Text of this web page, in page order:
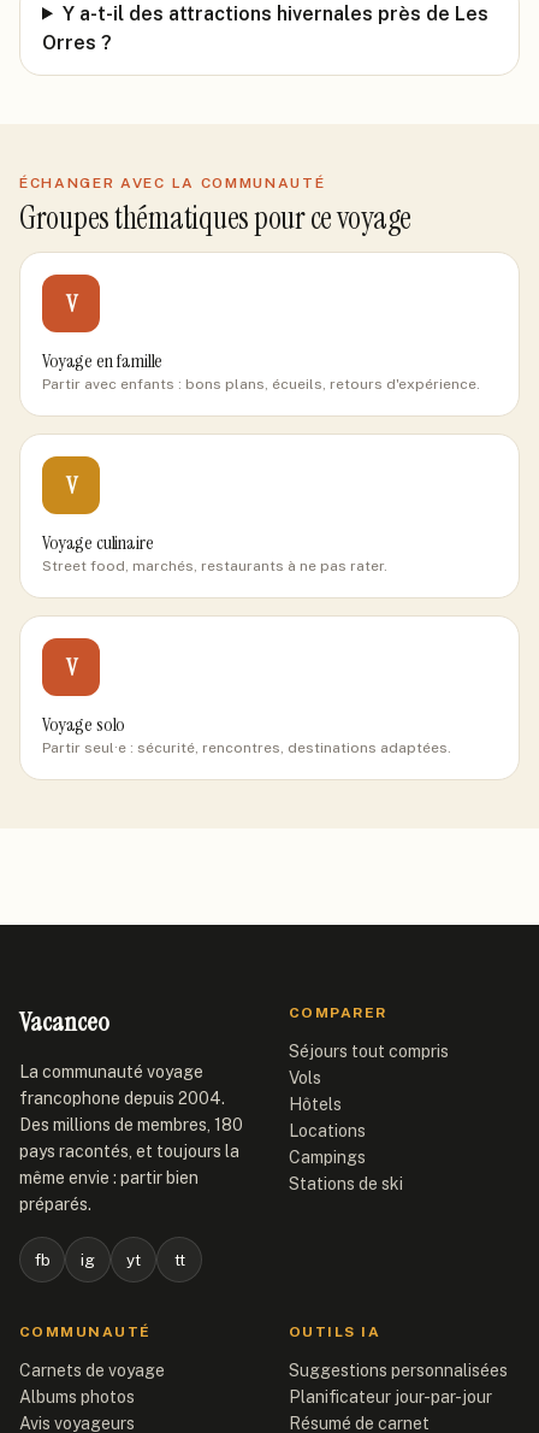
Y a-t-il des attractions hivernales près de Les
Orres ?
ÉCHANGER AVEC LA COMMUNAUTÉ
Groupes thématiques pour ce voyage
V
Voyage en famille
Partir avec enfants : bons plans, écueils, retours d'expérience.
V
Voyage culinaire
Street food, marchés, restaurants à ne pas rater.
V
Voyage solo
Partir seul·e : sécurité, rencontres, destinations adaptées.
Vacanceo
La communauté voyage
francophone depuis 2004.
Des millions de membres, 180
pays racontés, et toujours la
même envie : partir bien
préparés.
fb ig yt tt
COMPARER
Séjours tout compris
Vols
Hôtels
Locations
Campings
Stations de ski
COMMUNAUTÉ
Carnets de voyage
Albums photos
Avis voyageurs
OUTILS IA
Suggestions personnalisées
Planificateur jour-par-jour
Résumé de carnet